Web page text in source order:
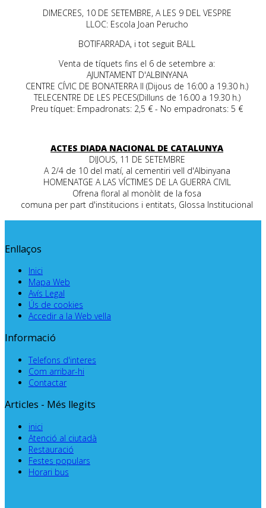
DIMECRES, 10 DE SETEMBRE, A LES 9 DEL VESPRE
LLOC: Escola Joan Perucho
BOTIFARRADA, i tot seguit BALL
Venta de tíquets fins el 6 de setembre a:
AJUNTAMENT D'ALBINYANA
CENTRE CÍVIC DE BONATERRA II (Dijous de 16:00 a 19.30 h.)
TELECENTRE DE LES PECES(Dilluns de 16.00 a 19.30 h.)
Preu tíquet: Empadronats: 2,5 € - No empadronats: 5 €
ACTES DIADA NACIONAL DE CATALUNYA
DIJOUS, 11 DE SETEMBRE
A 2/4 de 10 del matí, al cementiri vell d'Albinyana
HOMENATGE A LAS VÍCTIMES DE LA GUERRA CIVIL
Ofrena floral al monòlit de la fosa
comuna per part d'institucions i entitats, Glossa Institucional
Enllaços
Inici
Mapa Web
Avís Legal
Ús de cookies
Accedir a la Web vella
Informació
Telefons d'interes
Com arribar-hi
Contactar
Articles - Més llegits
inici
Atenció al ciutadà
Restauració
Festes populars
Horari bus